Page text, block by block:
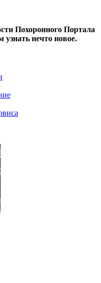
Похоронного Портала
узнать нечто новое.